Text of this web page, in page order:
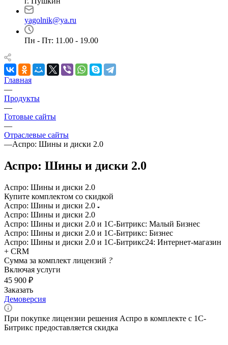
yagolnik@ya.ru
Пн - Пт: 11.00 - 19.00
Главная
—
Продукты
—
Готовые сайты
—
Отраслевые сайты
—Аспро: Шины и диски 2.0
Аспро: Шины и диски 2.0
Аспро: Шины и диски 2.0
Купите комплектом со скидкой
Аспро: Шины и диски 2.0
Аспро: Шины и диски 2.0
Аспро: Шины и диски 2.0 и 1С-Битрикс: Малый Бизнес
Аспро: Шины и диски 2.0 и 1С-Битрикс: Бизнес
Аспро: Шины и диски 2.0 и 1С-Битрикс24: Интернет-магазин
+ CRM
Сумма за комплект лицензий ?
Включая услуги
45 900 ₽
Заказать
Демоверсия
При покупке лицензии решения Аспро в комплекте с 1С-
Битрикс предоставляется скидка